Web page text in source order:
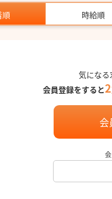
順 時給順
気になる
会員登録をすると2
会